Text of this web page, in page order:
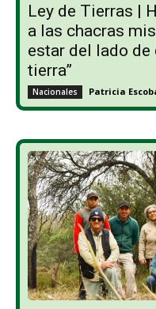
Ley de Tierras |
a las chacras
estar del lado de
tierra”
Nacionales Patricia